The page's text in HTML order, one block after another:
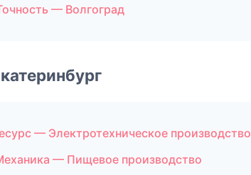
— Волгоград
— Электротехническое производство
— Пищевое производство